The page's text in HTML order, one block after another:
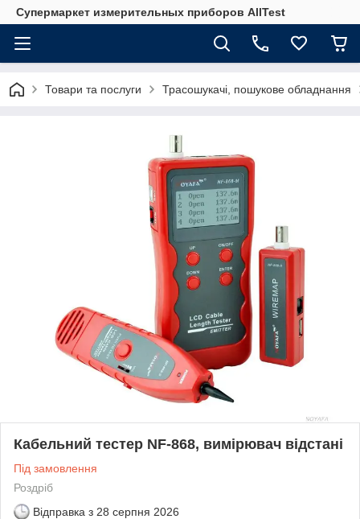
Супермаркет измерительных приборов AllTest
Товари та послуги Трасошукачі, пошукове обладнання
Кабельний тестер NF-868, вимірювач відстані
Під замовлення
Роздріб
Відправка з 28 серпня 2026